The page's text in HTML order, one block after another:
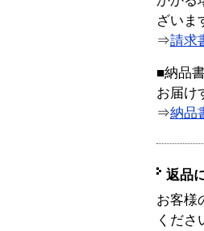
ざいま
⇒請求
■納品
お届け
⇒納品
返品
お客様
くださ